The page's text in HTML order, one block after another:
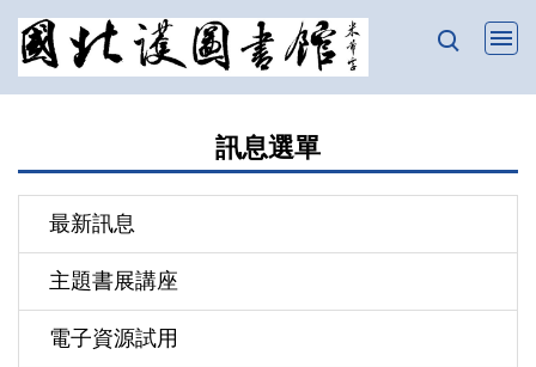
跳
到
訊息選單
最新訊息
主題書展講座
電子資源試用